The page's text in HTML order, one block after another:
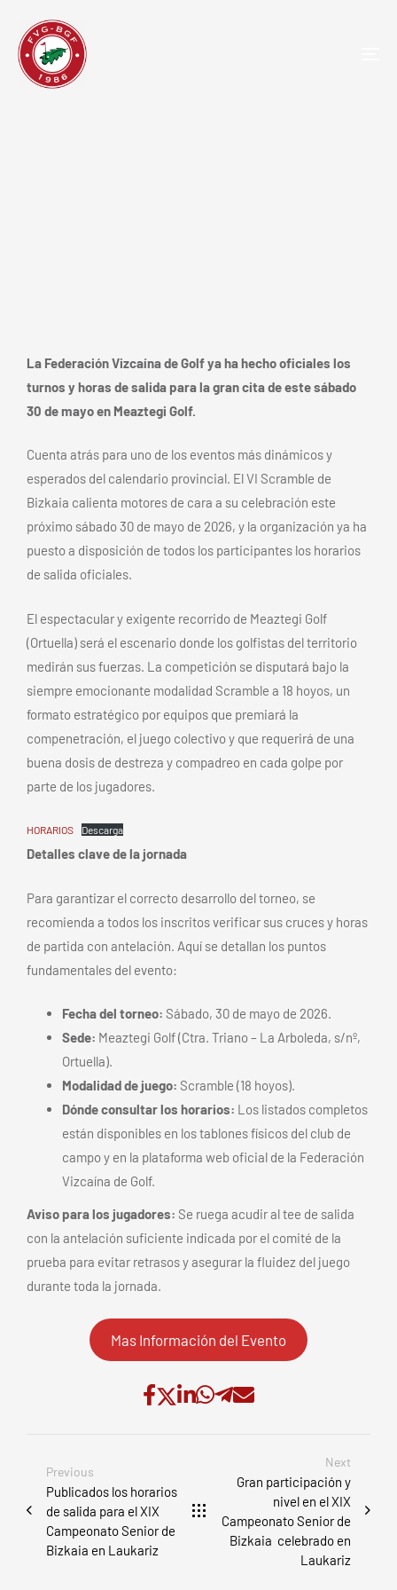
La Federación Vizcaína de Golf ya ha hecho oficiales los
turnos y horas de salida para la gran cita de este sábado
30 de mayo en Meaztegi Golf.
Cuenta atrás para uno de los eventos más dinámicos y
esperados del calendario provincial. El VI Scramble de
Bizkaia calienta motores de cara a su celebración este
próximo sábado 30 de mayo de 2026, y la organización ya ha
puesto a disposición de todos los participantes los horarios
de salida oficiales.
El espectacular y exigente recorrido de Meaztegi Golf
(Ortuella) será el escenario donde los golfistas del territorio
medirán sus fuerzas. La competición se disputará bajo la
siempre emocionante modalidad Scramble a 18 hoyos, un
formato estratégico por equipos que premiará la
compenetración, el juego colectivo y que requerirá de una
buena dosis de destreza y compadreo en cada golpe por
parte de los jugadores.
HORARIOS Descarga
Detalles clave de la jornada
Para garantizar el correcto desarrollo del torneo, se
recomienda a todos los inscritos verificar sus cruces y horas
de partida con antelación. Aquí se detallan los puntos
fundamentales del evento:
Fecha del torneo: Sábado, 30 de mayo de 2026.
Sede: Meaztegi Golf (Ctra. Triano – La Arboleda, s/nº,
Ortuella).
Modalidad de juego: Scramble (18 hoyos).
Dónde consultar los horarios: Los listados completos
están disponibles en los tablones físicos del club de
campo y en la plataforma web oficial de la Federación
Vizcaína de Golf.
Aviso para los jugadores: Se ruega acudir altee de salida
con la antelación suficiente indicada por el comité de la
prueba para evitar retrasos y asegurar la fluidez del juego
durante toda la jornada.
Mas Información del Evento
Previous
Publicados los horarios
de salida para el XIX
Campeonato Senior de
Bizkaia en Laukariz
Next
Gran participación y
nivel en el XIX
Campeonato Senior de
Bizkaia celebrado en
Laukariz